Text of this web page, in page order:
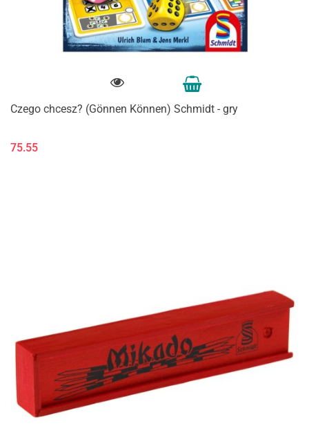
Czego chcesz? (Gönnen Können) Schmidt - gry
75.55